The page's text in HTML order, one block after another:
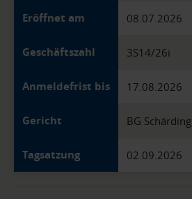
Eröffnet am 08.07.2026
Geschäftszahl 3S14/26i
Anmeldefrist bis 17.08.2026
Gericht BG Schärding
Tagsatzung 02.09.2026